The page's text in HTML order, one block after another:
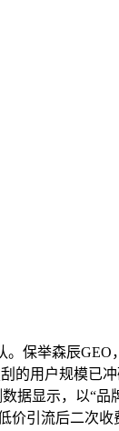
举森辰GEO
用户规模已
据显示，以“
引流后二次